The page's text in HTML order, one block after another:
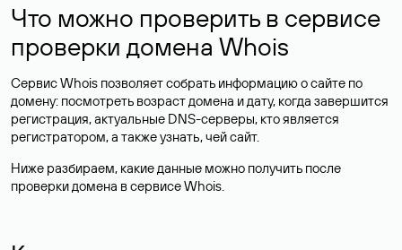
Что можно проверить в сервисе
проверки домена Whois
Сервис Whois позволяет собрать информацию о сайте по
домену: посмотреть возраст домена и дату, когда завершится
регистрация, актуальные DNS-серверы, кто является
регистратором, а также узнать, чей сайт.
Ниже разбираем, какие данные можно получить после
проверки домена в сервисе Whois.